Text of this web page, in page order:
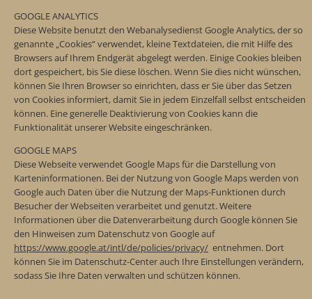
GOOGLE ANALYTICS
Diese Website benutzt den Webanalysedienst Google Analytics, der so
genannte „Cookies“ verwendet, kleine Textdateien, die mit Hilfe des
Browsers auf Ihrem Endgerät abgelegt werden. Einige Cookies bleiben
dort gespeichert, bis Sie diese löschen. Wenn Sie dies nicht wünschen,
können Sie Ihren Browser so einrichten, dass er Sie über das Setzen
von Cookies informiert, damit Sie in jedem Einzelfall selbst entscheiden
können. Eine generelle Deaktivierung von Cookies kann die
Funktionalität unserer Website eingeschränken.
GOOGLE MAPS
Diese Webseite verwendet Google Maps für die Darstellung von
Karteninformationen. Bei der Nutzung von Google Maps werden von
Google auch Daten über die Nutzung der Maps-Funktionen durch
Besucher der Webseiten verarbeitet und genutzt. Weitere
Informationen über die Datenverarbeitung durch Google können Sie
den Hinweisen zum Datenschutz von Google auf
https://www.google.at/intl/de/policies/privacy/ entnehmen. Dort
können Sie im Datenschutz-Center auch Ihre Einstellungen verändern,
sodass Sie Ihre Daten verwalten und schützen können.